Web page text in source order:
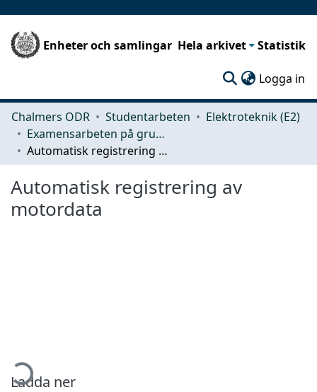
Enheter och samlingar Hela arkivet Statistik
Logga in
Chalmers ODR Studentarbeten
Elektroteknik (E2)
Examensarbeten på grundnivå
Automatisk registrering av motordata
Automatisk registrering av
motordata
Ladda ner